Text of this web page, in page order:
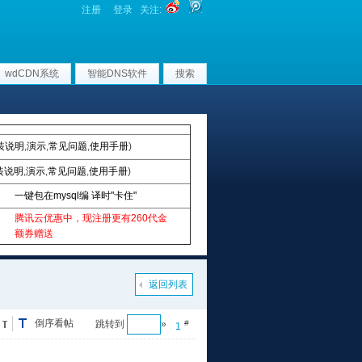
注册 登录 关注:
wdCDN系统 智能DNS软件 搜索
说明 ,演示,常见问题,使用手册)
说明 ,演示,常见问题,使用手册)
一键包在mysql编 译时"卡住"
腾讯云优惠中，现注册更有260代金
额券赠送
返回列表
1 #
跳转到 »
倒序看帖